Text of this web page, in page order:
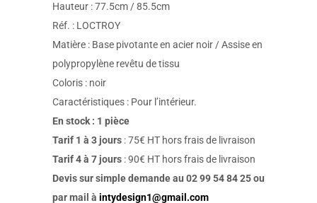
Hauteur : 77.5cm / 85.5cm
Réf. : LOCTROY
Matière : Base pivotante en acier noir / Assise en
polypropylène revêtu de tissu
Coloris : noir
Caractéristiques : Pour l’intérieur.
En stock : 1 pièce
Tarif 1 à 3 jours : 75€ HT hors frais de livraison
Tarif 4 à 7 jours : 90€ HT hors frais de livraison
Devis sur simple demande au 02 99 54 84 25 ou
par mail à intydesign1@gmail.com